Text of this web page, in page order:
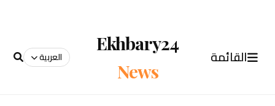
القائمة
Ekhbary24
News
العربية